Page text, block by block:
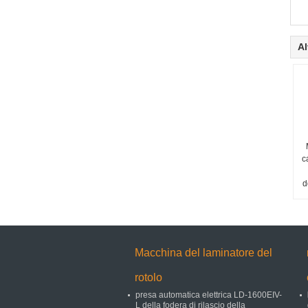
Macchina del laminatore del
rotolo
presa automatica elettrica LD-1600EIV-
L della fodera di rilascio della